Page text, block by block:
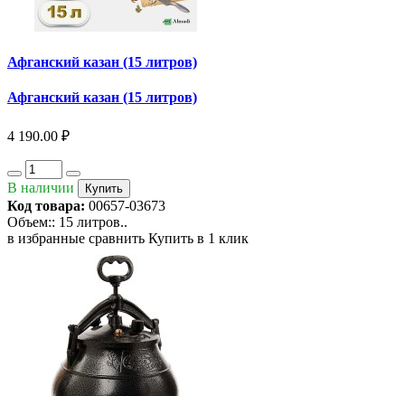
Афганский казан (15 литров)
Афганский казан (15 литров)
4 190.00 ₽
В наличии Купить
Код товара: 00657-03673
Объем:: 15 литров..
в избранные сравнить Купить в 1 клик